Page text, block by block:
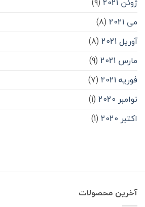
می 2021
(8)
آوریل 2021
(8)
مارس 2021
(9)
فوریه 2021
(7)
نوامبر 2020
(1)
اکتبر 2020
(1)
آخرین محصولات